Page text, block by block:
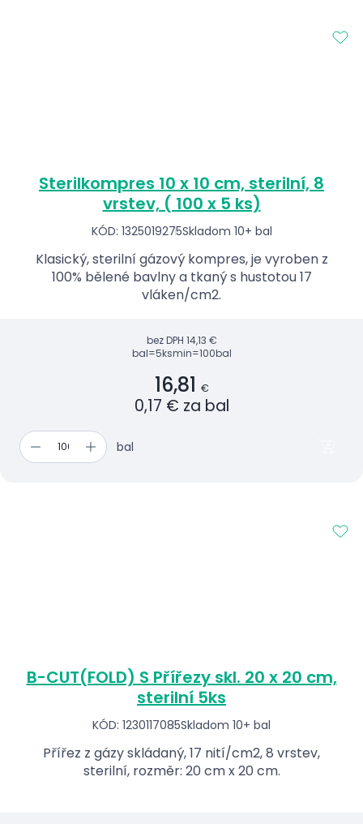
Sterilkompres 10 x 10 cm, sterilní, 8
vrstev, ( 100 x 5 ks)
KÓD: 1325019275Skladom 10+ bal
Klasický, sterilní gázový kompres, je vyroben z
100% bělené bavlny a tkaný s hustotou 17
vláken/cm2.
bez DPH 14,13 €
bal=5ksmin=100bal
16,81 €
0,17 € za bal
bal
B-CUT(FOLD) S Přířezy skl. 20 x 20 cm,
sterilní 5ks
KÓD: 1230117085Skladom 10+ bal
Přířez z gázy skládaný, 17 nití/cm2, 8 vrstev,
sterilní, rozměr: 20 cm x 20 cm.